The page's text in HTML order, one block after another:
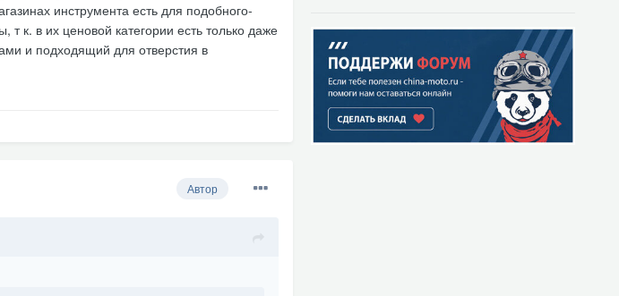
инструмента есть для подобного-
к. в их ценовой категории есть только даже
и подходящий для отверстия в
Автор